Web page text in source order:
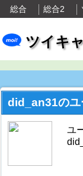
総合 総合2
ツイキ
did_an31のユ
ユ